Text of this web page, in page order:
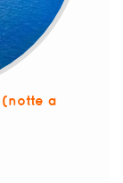
(notte a